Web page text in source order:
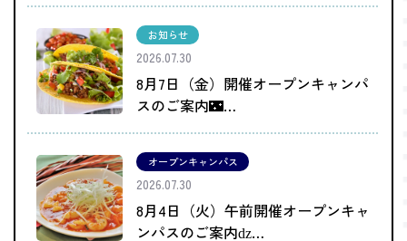
お知らせ
2026.07.30
8月7日（金）開催オープンキャンパ
スのご案内🌃…
オープンキャンパス
2026.07.30
8月4日（火）午前開催オープンキャ
ンパスのご案内ǳ…